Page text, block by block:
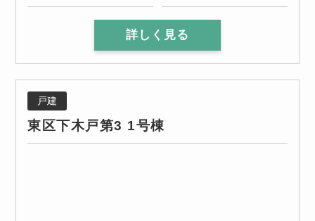
詳しく見る
戸建
東区下木戸第3 1号棟